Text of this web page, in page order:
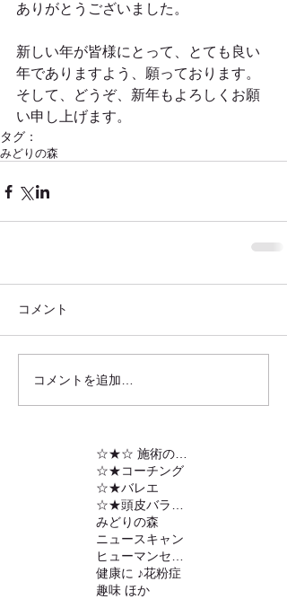
ありがとうございました。
新しい年が皆様にとって、とても良い
年でありますよう、願っております。
そして、どうぞ、新年もよろしくお願
い申し上げます。
タグ：
みどりの森
コメント
コメントを追加…
☆★コーチング
☆★バレエ
みどりの森
ニュースキャン
健康に ♪花粉症
趣味 ほか